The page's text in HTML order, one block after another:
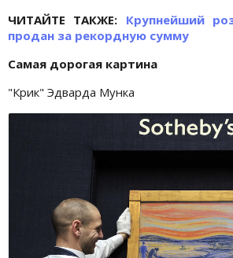
ЧИТАЙТЕ ТАКЖЕ: Крупнейший
продан за рекордную сумму
Самая дорогая картина
"Крик" Эдварда Мунка